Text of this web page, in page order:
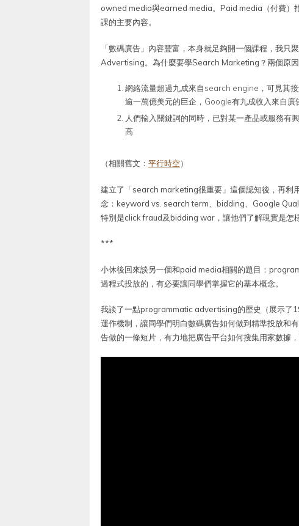
owned media與earned media。Paid media（付費）
課的主要內容。
「數碼廣告」內容豐富，本身就足夠開一個課程，我
Advertising。為什麼要學Search Marketing？兩個原因
網絡流量超過九成來自search engine，可見其
逾一萬億美元的巨企，Google有九成收入來自廣
人們輸入關鍵詞的同時，已對某一產品或服務
高
（相關舊文： 平行時空）
建立了「search marketing很重要」這個認知後，再
念：keyword vs. search term、bidding、Google
特別是click fraud及bidding war，讓他們了解現實是怎
***
小休後回來談另一個和paid media相關的題目：
過程式投放的，有必要讓同學們掌握它的基本概念。
我談了一點programmatic advertising的歷史（展示了
運作機制，讓同學們明白數碼廣告如何做到精準投放和
告做的一條短片，有力地把廣告平台如何搜集用家數據